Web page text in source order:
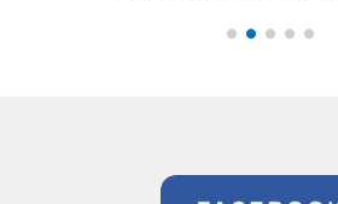
Force Base, São Paulo